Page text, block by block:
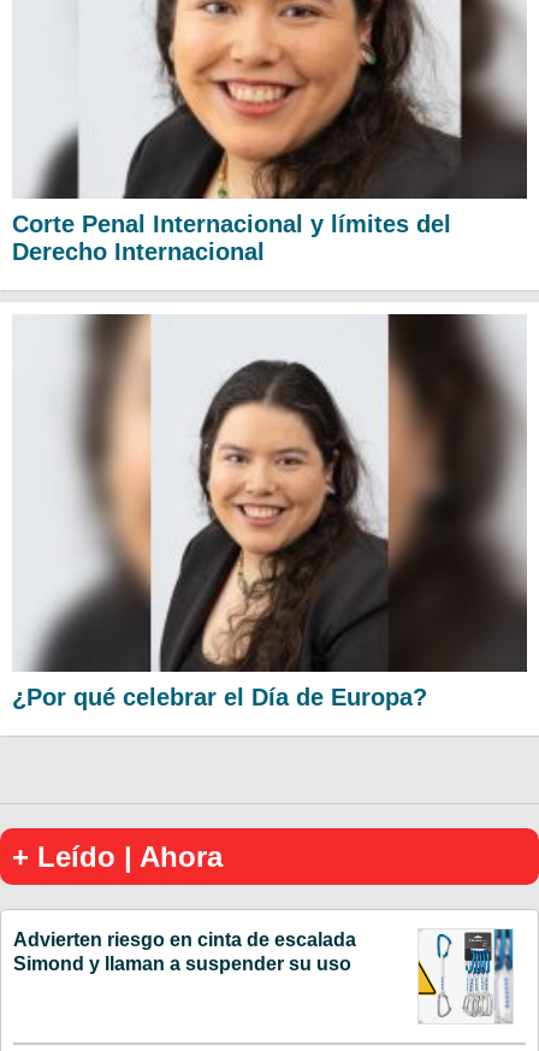
Corte Penal Internacional y límites del
Derecho Internacional
¿Por qué celebrar el Día de Europa?
+ Leído | Ahora
Advierten riesgo en cinta de escalada
Simond y llaman a suspender su uso